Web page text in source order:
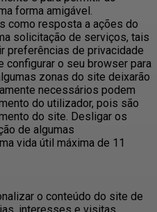
forma amigável.
como resposta a ações do
solicitação de serviços, tais
preferências de privacidade
configurar o seu browser para
zonas do site deixarão
necessários podem
do utilizador, pois são
do site. Desligar os
de algumas
vida útil máxima de 11
o conteúdo do site de